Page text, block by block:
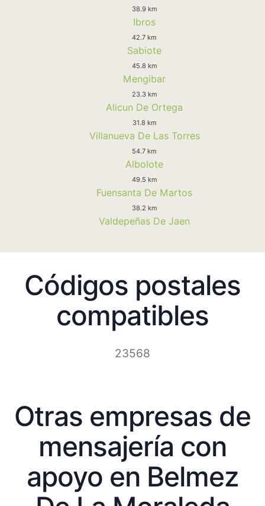
38.9 km
Ibros
42.7 km
Sabiote
45.8 km
Mengibar
23.3 km
Alicun De Ortega
31.8 km
Villanueva De Las Torres
54.7 km
Albolote
49.5 km
Fuensanta De Martos
38.2 km
Valdepeñas De Jaen
Códigos postales
compatibles
23568
Otras empresas de
mensajería con
apoyo en Belmez